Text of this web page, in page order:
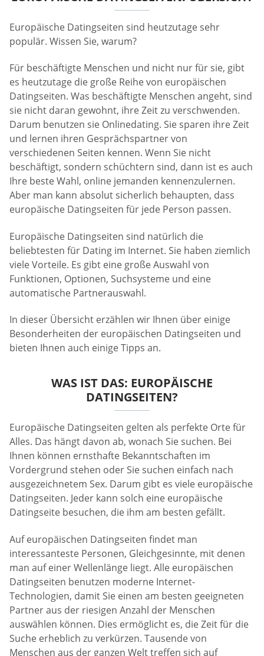
Europäische Datingseiten sind heutzutage sehr
populär. Wissen Sie, warum?
Für beschäftigte Menschen und nicht nur für sie, gibt
es heutzutage die große Reihe von europäischen
Datingseiten. Was beschäftigte Menschen angeht, sind
sie nicht daran gewohnt, ihre Zeit zu verschwenden.
Darum benutzen sie Onlinedating. Sie sparen ihre Zeit
und lernen ihren Gesprächspartner von
verschiedenen Seiten kennen. Wenn Sie nicht
beschäftigt, sondern schüchtern sind, dann ist es auch
Ihre beste Wahl, online jemanden kennenzulernen.
Aber man kann absolut sicherlich behaupten, dass
europäische Datingseiten für jede Person passen.
Europäische Datingseiten sind natürlich die
beliebtesten für Dating im Internet. Sie haben ziemlich
viele Vorteile. Es gibt eine große Auswahl von
Funktionen, Optionen, Suchsysteme und eine
automatische Partnerauswahl.
In dieser Übersicht erzählen wir Ihnen über einige
Besonderheiten der europäischen Datingseiten und
bieten Ihnen auch einige Tipps an.
WAS IST DAS: EUROPÄISCHE
DATINGSEITEN?
Europäische Datingseiten gelten als perfekte Orte für
Alles. Das hängt davon ab, wonach Sie suchen. Bei
Ihnen können ernsthafte Bekanntschaften im
Vordergrund stehen oder Sie suchen einfach nach
ausgezeichnetem Sex. Darum gibt es viele europäische
Datingseiten. Jeder kann solch eine europäische
Datingseite besuchen, die ihm am besten gefällt.
Auf europäischen Datingseiten findet man
interessanteste Personen, Gleichgesinnte, mit denen
man auf einer Wellenlänge liegt. Alle europäischen
Datingseiten benutzen moderne Internet-
Technologien, damit Sie einen am besten geeigneten
Partner aus der riesigen Anzahl der Menschen
auswählen können. Dies ermöglicht es, die Zeit für die
Suche erheblich zu verkürzen. Tausende von
Menschen aus der ganzen Welt treffen sich auf